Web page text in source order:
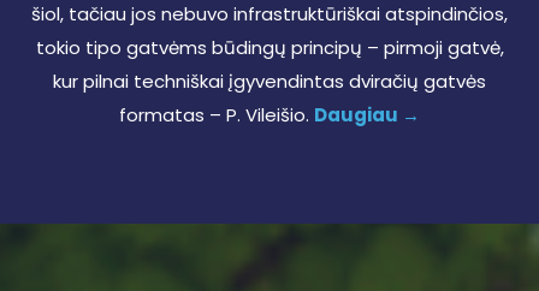
šiol, tačiau jos nebuvo infrastruktūriškai atspindinčios,
tokio tipo gatvėms būdingų principų – pirmoji gatvė,
kur pilnai techniškai įgyvendintas dviračių gatvės
formatas – P. Vileišio. Daugiau →